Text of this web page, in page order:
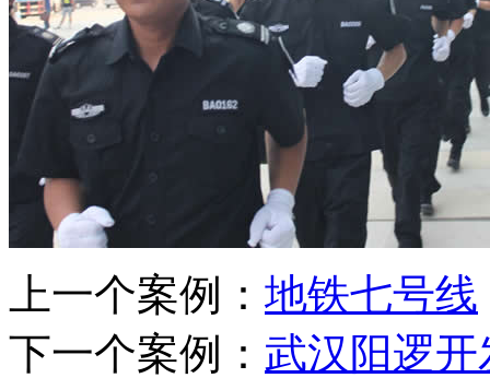
上一个案例： 地铁七号线
下一个案例： 武汉阳逻开